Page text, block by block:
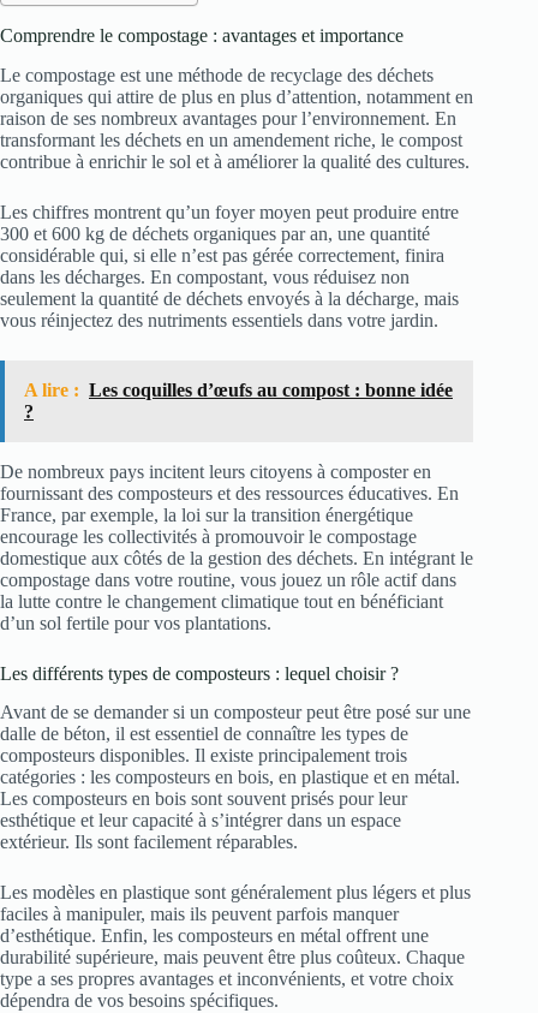
Comprendre le compostage : avantages et importance
Le compostage est une méthode de recyclage des déchets
organiques qui attire de plus en plus d’attention, notamment en
raison de ses nombreux avantages pour l’environnement. En
transformant les déchets en un amendement riche, le compost
contribue à enrichir le sol et à améliorer la qualité des cultures.
Les chiffres montrent qu’un foyer moyen peut produire entre
300 et 600 kg de déchets organiques par an, une quantité
considérable qui, si elle n’est pas gérée correctement, finira
dans les décharges. En compostant, vous réduisez non
seulement la quantité de déchets envoyés à la décharge, mais
vous réinjectez des nutriments essentiels dans votre jardin.
A lire : Les coquilles d’œufs au compost : bonne idée
?
De nombreux pays incitent leurs citoyens à composter en
fournissant des composteurs et des ressources éducatives. En
France, par exemple, la loi sur la transition énergétique
encourage les collectivités à promouvoir le compostage
domestique aux côtés de la gestion des déchets. En intégrant le
compostage dans votre routine, vous jouez un rôle actif dans
la lutte contre le changement climatique tout en bénéficiant
d’un sol fertile pour vos plantations.
Les différents types de composteurs : lequel choisir ?
Avant de se demander si un composteur peut être posé sur une
dalle de béton, il est essentiel de connaître les types de
composteurs disponibles. Il existe principalement trois
catégories : les composteurs en bois, en plastique et en métal.
Les composteurs en bois sont souvent prisés pour leur
esthétique et leur capacité à s’intégrer dans un espace
extérieur. Ils sont facilement réparables.
Les modèles en plastique sont généralement plus légers et plus
faciles à manipuler, mais ils peuvent parfois manquer
d’esthétique. Enfin, les composteurs en métal offrent une
durabilité supérieure, mais peuvent être plus coûteux. Chaque
type a ses propres avantages et inconvénients, et votre choix
dépendra de vos besoins spécifiques.